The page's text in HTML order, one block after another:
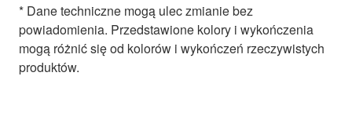
* Dane techniczne mogą ulec zmianie bez
powiadomienia. Przedstawione kolory i wykończenia
mogą różnić się od kolorów i wykończeń rzeczywistych
produktów.